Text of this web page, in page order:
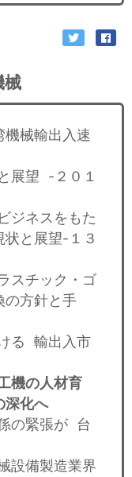
械
械輸出入速
展望 -２０１
ジネスをもた
と展望-１３
スチック・ゴ
の方針と手
る 輸出入市
機の人材育
深化へ
の緊張が 台
設備製造業界